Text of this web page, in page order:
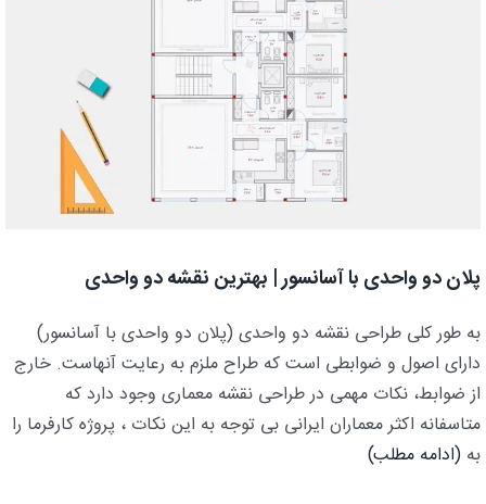
پلان دو واحدی با آسانسور | بهترین نقشه دو واحدی
به طور کلی طراحی نقشه دو واحدی (پلان دو واحدی با آسانسور)
دارای اصول و ضوابطی است که طراح ملزم به رعایت آنهاست. خارج
از ضوابط، نکات مهمی در طراحی نقشه معماری وجود دارد که
متاسفانه اکثر معماران ایرانی بی توجه به این نکات ، پروژه کارفرما را
به (ادامه مطلب)